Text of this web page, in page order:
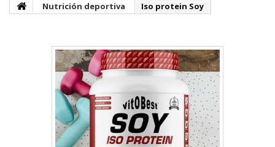
Nutrición deportiva Iso protein Soy